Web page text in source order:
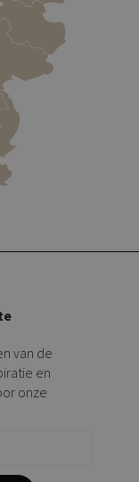
van de
en
onze